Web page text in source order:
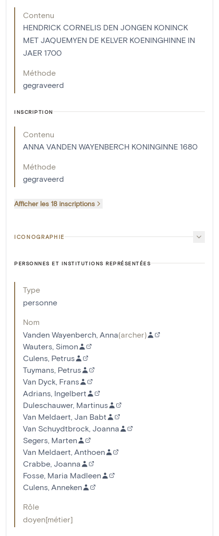
Contenu
HENDRICK CORNELIS DEN JONGEN KONINCK
MET JAQUEMYEN DE KELVER KOENINGHINNE IN
JAER 1700
Méthode
gegraveerd
INSCRIPTION
Contenu
ANNA VANDEN WAYENBERCH KONINGINNE 1680
Méthode
gegraveerd
Afficher les 18 inscriptions
ICONOGRAPHIE
PERSONNES ET INSTITUTIONS REPRÉSENTÉES
Type
personne
Nom
Vanden Wayenberch, Anna(archer)
Wauters, Simon
Culens, Petrus
Tuymans, Petrus
Van Dyck, Frans
Adrians, Ingelbert
Duleschauwer, Martinus
Van Meldaert, Jan Babt
Van Schuydtbrock, Joanna
Segers, Marten
Van Meldaert, Anthoen
Crabbe, Joanna
Fosse, Maria Madleen
Culens, Anneken
Rôle
doyen[métier]